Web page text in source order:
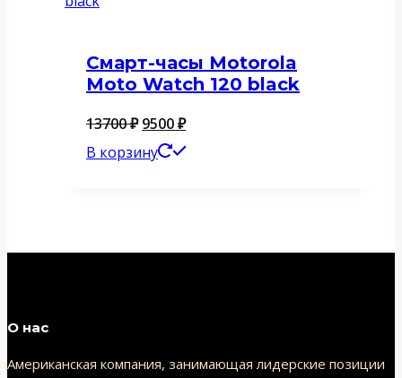
Смарт-часы Motorola
Moto Watch 120 black
13700₽ Первоначальная
цена
9500₽Текущая
цена:
В корзину
О нас
Американская компания, занимающая лидерские позиции